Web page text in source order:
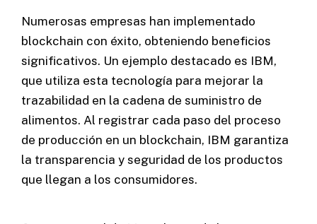
Numerosas empresas han implementado
blockchain con éxito, obteniendo beneficios
significativos. Un ejemplo destacado es IBM,
que utiliza esta tecnología para mejorar la
trazabilidad en la cadena de suministro de
alimentos. Al registrar cada paso del proceso
de producción en un blockchain, IBM garantiza
la transparencia y seguridad de los productos
que llegan a los consumidores.